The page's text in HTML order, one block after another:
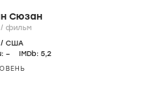
Сюзан
/ фильм
/ США
– IMDb: 5,2